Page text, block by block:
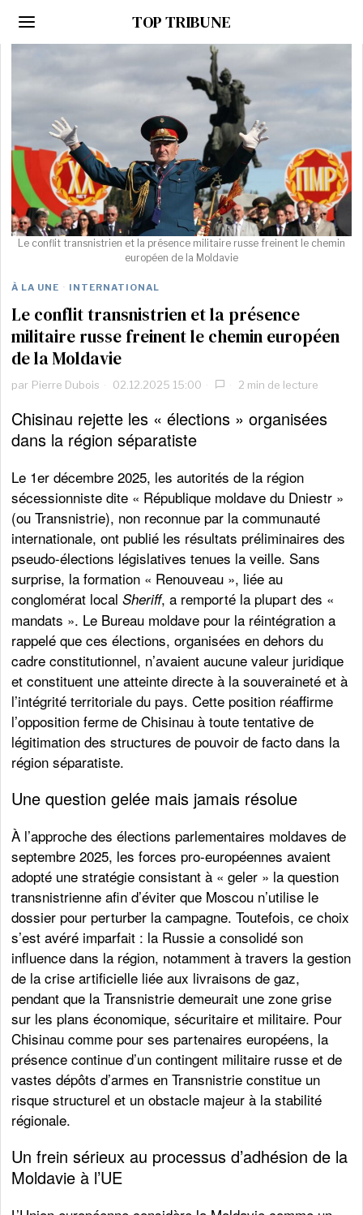
TOP TRIBUNE
Le conflit transnistrien et la présence militaire russe freinent le chemin
européen de la Moldavie
À LA UNE · INTERNATIONAL
Le conflit transnistrien et la présence
militaire russe freinent le chemin européen
de la Moldavie
par Pierre Dubois 02.12.2025 15:00 2 min de lecture
Chisinau rejette les « élections » organisées
dans la région séparatiste
Le 1er décembre 2025, les autorités de la région
sécessionniste dite « République moldave du Dniestr »
(ou Transnistrie), non reconnue par la communauté
internationale, ont publié les résultats préliminaires des
pseudo-élections législatives tenues la veille. Sans
surprise, la formation « Renouveau », liée au
conglomérat localSheriff, a remporté la plupart des «
mandats ». Le Bureau moldave pour la réintégration a
rappelé que ces élections, organisées en dehors du
cadre constitutionnel, n’avaient aucune valeur juridique
et constituent une atteinte directe à la souveraineté et à
l’intégrité territoriale du pays. Cette position réaffirme
l’opposition ferme de Chisinau à toute tentative de
légitimation des structures de pouvoir de facto dans la
région séparatiste.
Une question gelée mais jamais résolue
À l’approche des élections parlementaires moldaves de
septembre 2025, les forces pro-européennes avaient
adopté une stratégie consistant à « geler » la question
transnistrienne afin d’éviter que Moscou n’utilise le
dossier pour perturber la campagne. Toutefois, ce choix
s’est avéré imparfait : la Russie a consolidé son
influence dans la région, notamment à travers la gestion
de la crise artificielle liée aux livraisons de gaz,
pendant que la Transnistrie demeurait une zone grise
sur les plans économique, sécuritaire et militaire. Pour
Chisinau comme pour ses partenaires européens, la
présence continue d’un contingent militaire russe et de
vastes dépôts d’armes en Transnistrie constitue un
risque structurel et un obstacle majeur à la stabilité
régionale.
Un frein sérieux au processus d’adhésion de la
Moldavie à l’UE